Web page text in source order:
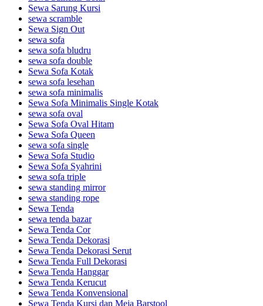
Sewa Sarung Kursi
sewa scramble
Sewa Sign Out
sewa sofa
sewa sofa bludru
sewa sofa double
Sewa Sofa Kotak
sewa sofa lesehan
sewa sofa minimalis
Sewa Sofa Minimalis Single Kotak
sewa sofa oval
Sewa Sofa Oval Hitam
Sewa Sofa Queen
sewa sofa single
Sewa Sofa Studio
Sewa Sofa Syahrini
sewa sofa triple
sewa standing mirror
sewa standing rope
Sewa Tenda
sewa tenda bazar
Sewa Tenda Cor
Sewa Tenda Dekorasi
Sewa Tenda Dekorasi Serut
Sewa Tenda Full Dekorasi
Sewa Tenda Hanggar
Sewa Tenda Kerucut
Sewa Tenda Konvensional
Sewa Tenda Kursi dan Meja Barstool